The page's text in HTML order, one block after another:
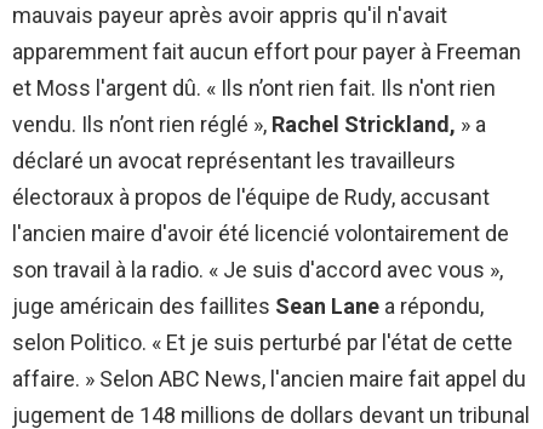
mauvais payeur après avoir appris qu'il n'avait
apparemment fait aucun effort pour payer à Freeman
et Moss l'argent dû. « Ils n’ont rien fait. Ils n'ont rien
vendu. Ils n’ont rien réglé », Rachel Strickland, » a
déclaré un avocat représentant les travailleurs
électoraux à propos de l'équipe de Rudy, accusant
l'ancien maire d'avoir été licencié volontairement de
son travail à la radio. « Je suis d'accord avec vous »,
juge américain des faillites Sean Lane a répondu,
selon Politico. « Et je suis perturbé par l'état de cette
affaire. » Selon ABC News, l'ancien maire fait appel du
jugement de 148 millions de dollars devant un tribunal